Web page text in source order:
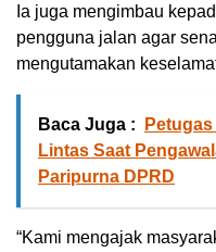
Ia juga mengimbau
pengguna jalan agar
mengutamakan
Baca Juga :
Lintas Saat
Paripurna DPRD
“Kami mengajak